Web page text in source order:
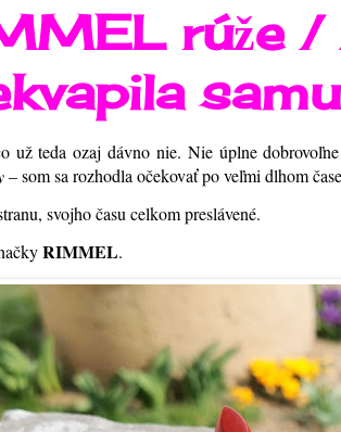
rúže /
už teda ozaj dávno nie. Nie úplne
– som sa rozhodla očekovať po veľmi dlhom
svojho času celkom preslávené.
RIMMEL.